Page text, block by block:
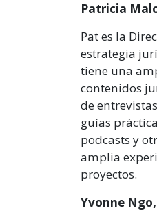
Patricia
Pat es la
estrategia
tiene una
contenidos
de
guías
podcasts y
amplia
proyectos.
Yvonne